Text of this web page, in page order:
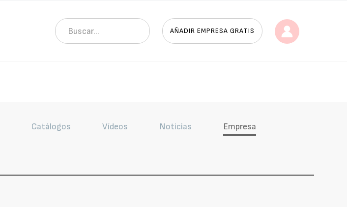
AÑADIR EMPRESA GRATIS
Catálogos Vídeos Noticias Empresa